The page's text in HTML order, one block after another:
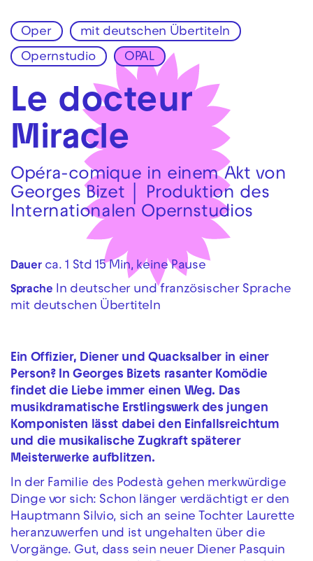
Zur Hauptnavigation springen
Zum Hauptinhalt springen Zum Footer springen
Oper mit deutschen Übertiteln
Opernstudio OPAL
Le docteur
Miracle
Opéra-comique in einem Akt von
Georges Bizet │ Produktion des
Internationalen Opernstudios
Dauer ca. 1 Std 15 Min, keine Pause
Sprache In deutscher und französischer Sprache
mit deutschen Übertiteln
Ein Offizier, Diener und Quacksalber in einer
Person? In Georges Bizets rasanter Komödie
findet die Liebe immer einen Weg. Das
musikdramatische Erstlingswerk des jungen
Komponisten lässt dabei den Einfallsreichtum
und die musikalische Zugkraft späterer
Meisterwerke aufblitzen.
In der Familie des Podestà gehen merkwürdige
Dinge vor sich: Schon länger verdächtigt er den
Hauptmann Silvio, sich an seine Tochter Laurette
heranzuwerfen und ist ungehalten über die
Vorgänge. Gut, dass sein neuer Diener Pasquin